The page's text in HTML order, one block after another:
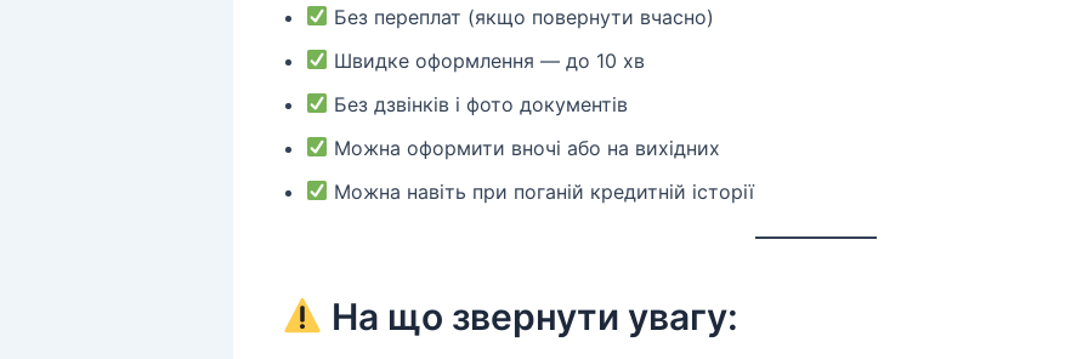
Без переплат (якщо повернути вчасно)
Швидке оформлення — до 10 хв
Без дзвінків і фото документів
Можна оформити вночі або на вихідних
Можна навіть при поганій кредитній історії
На що звернути увагу: